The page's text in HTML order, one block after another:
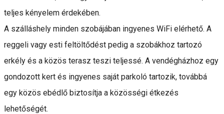
teljes kényelem érdekében.
A szálláshely minden szobájában ingyenes WiFi elérhető. A
reggeli vagy esti feltöltődést pedig a szobákhoz tartozó
erkély és a közös terasz teszi teljessé. A vendégházhoz egy
gondozott kert és ingyenes saját parkoló tartozik, továbbá
egy közös ebédlő biztosítja a közösségi étkezés
lehetőségét.